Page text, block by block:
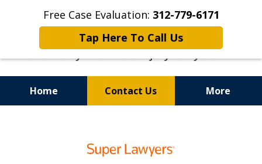
Free Case Evaluation: 312-779-6171
Tap Here To Call Us
Home Contact Us More